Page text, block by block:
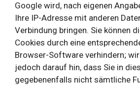
Google wird, nach eigenen
Ihre IP-Adresse mit anderen
Verbindung bringen. Sie können
Cookies durch eine
Browser-Software verhindern;
jedoch darauf hin, dass Sie in
gegebenenfalls nicht sämtliche